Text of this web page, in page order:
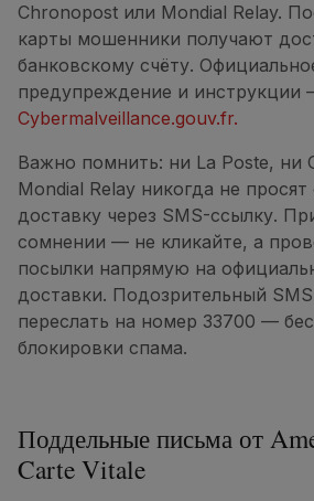
Chronopost или Mondial Relay.
карты мошенники получают
банковскому счёту.
предупреждение и инструкции
Cybermalveillance.gouv.fr.
Важно помнить: ни La Poste, ни
Mondial Relay никогда не просят
доставку через SMS-ссылку.
сомнении — не кликайте, а
посылки напрямую на
доставки. Подозрительный
переслать на номер 33700 —
блокировки спама.
Поддельные письма от
Carte Vitale